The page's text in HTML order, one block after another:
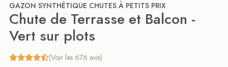
GAZON SYNTHÉTIQUE CHUTES À PETITS PRIX
Chute de Terrasse et Balcon -
Vert sur plots
(Voir les 676 avis)